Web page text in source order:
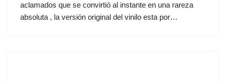
aclamados que se convirtió al instante en una rareza
absoluta , la versión original del vinilo esta por…